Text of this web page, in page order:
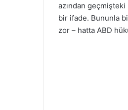
azından geçmişteki
bir ifade. Bununla
zor – hatta ABD